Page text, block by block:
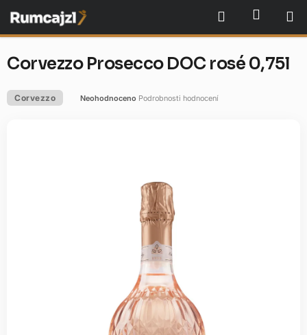
na
obsah
Hledat
Corvezzo Prosecco DOC rosé 0,75l
Corvezzo Neohodnoceno Podrobnosti hodnocení